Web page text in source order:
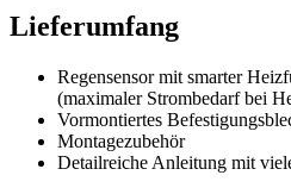
Lieferumfang
Regensensor mit smarter
(maximaler Strombedarf bei
Vormontiertes
Montagezubehör
Detailreiche Anleitung mit